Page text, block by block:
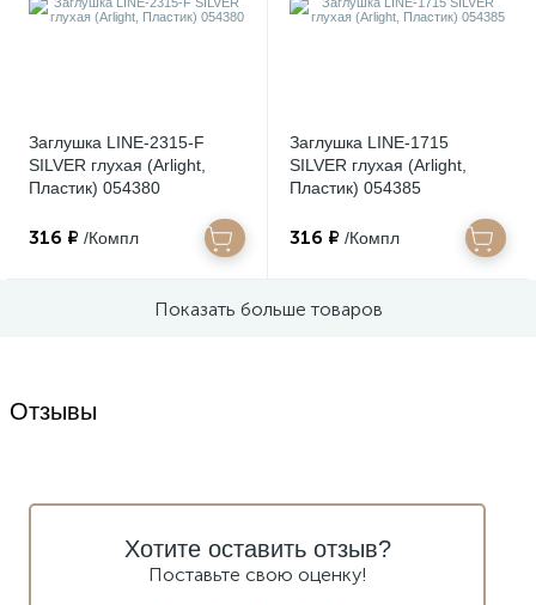
Заглушка LINE-2315-F
SILVER глухая (Arlight,
Пластик) 054380
316 ₽ /Компл
Заглушка LINE-1715
SILVER глухая (Arlight,
Пластик) 054385
316 ₽ /Компл
Показать больше товаров
Отзывы
Хотите оставить отзыв?
Поставьте свою оценку!